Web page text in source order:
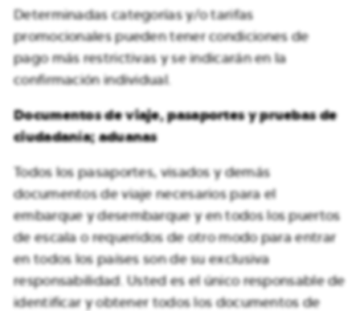
Determinadas categorías y/o tarifas
promocionales pueden tener condiciones de
pago más restrictivas y se indicarán en la
confirmación individual.
Documentos de viaje, pasaportes y pruebas de
ciudadanía; aduanas
Todos los pasaportes, visados y demás
documentos de viaje necesarios para el
embarque y desembarque y en todos los puertos
de escala o requeridos de otro modo para entrar
en todos los países son de su exclusiva
responsabilidad. Usted es el único responsable de
identificar y obtener todos los documentos de